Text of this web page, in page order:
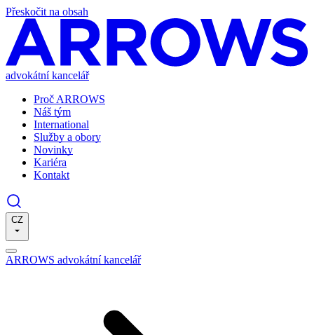
Přeskočit na obsah
advokátní kancelář
Proč ARROWS
Náš tým
International
Služby a obory
Novinky
Kariéra
Kontakt
CZ
ARROWS advokátní kancelář